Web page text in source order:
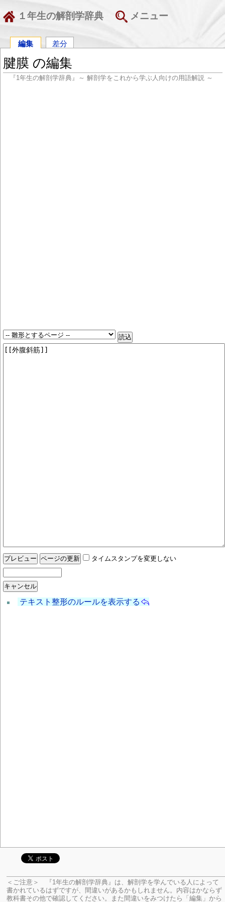
１年生の解剖学辞典 メニュー
編集 差分
腱膜 の編集
『1年生の解剖学辞典』～ 解剖学をこれから学ぶ人向けの用語解説 ～
タイムスタンプを変更しない
テキスト整形のルールを表示する
＜ご注意＞ 『1年生の解剖学辞典』は、解剖学を学んでいる人によって
書かれているはずですが、間違いがあるかもしれません。内容はかならず
教科書その他で確認してください。
また間違いをみつけたら「編集」から